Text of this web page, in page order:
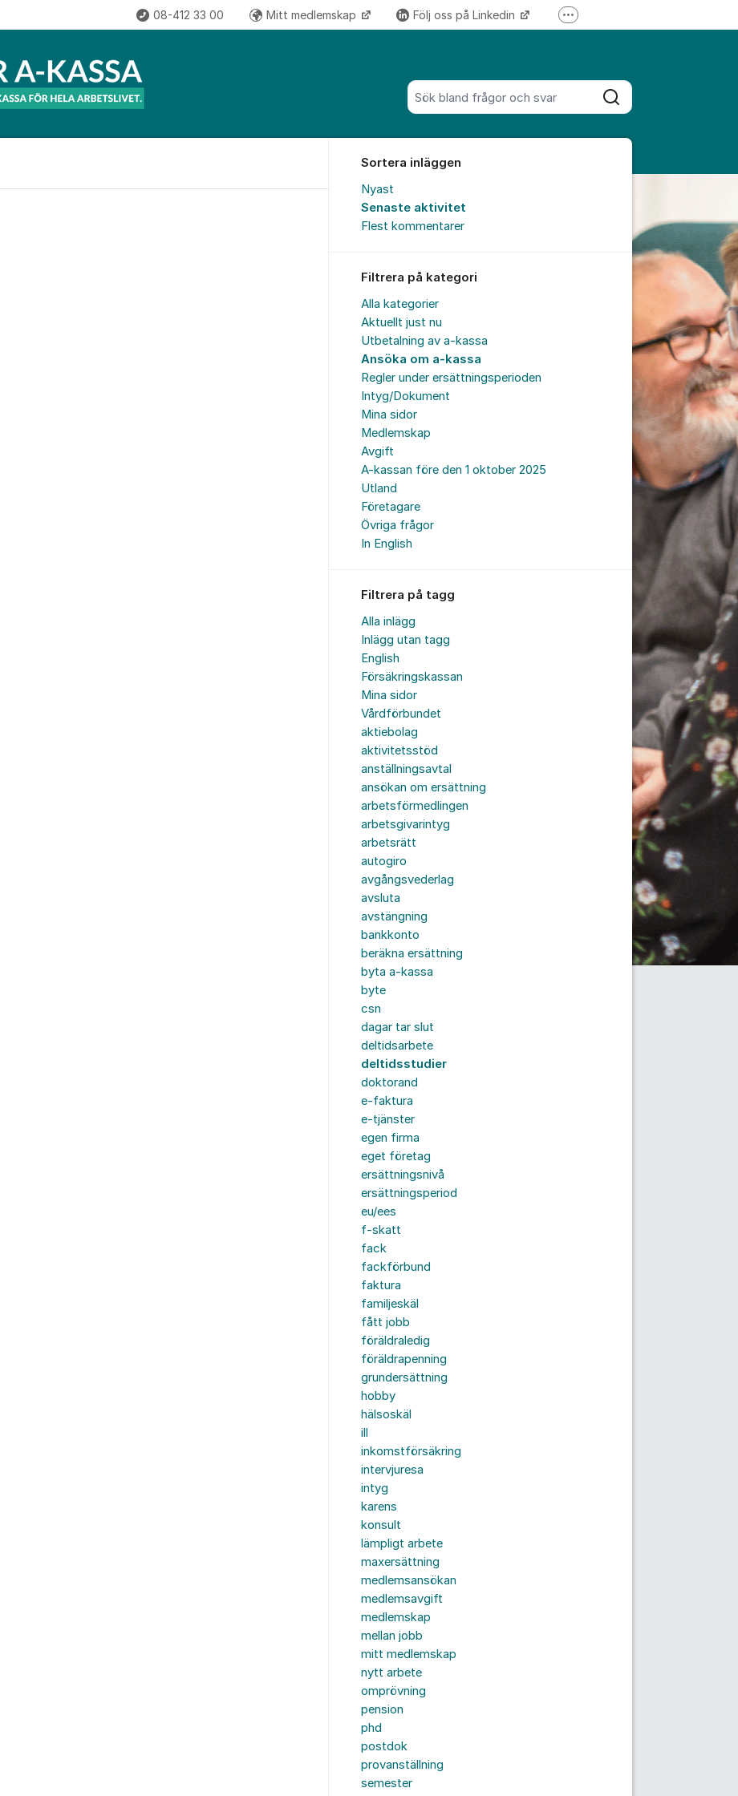
Sök bland alla inlägg
Sök
08-412 33 00 Mitt medlemskap Följ oss på Linkedin Fler supportlänkar
Sortera inläggen
Nyast
Senaste aktivitet
Flest kommentarer
Filtrera på kategori
Alla kategorier
Aktuellt just nu
Utbetalning av a-kassa
Ansöka om a-kassa
Regler under ersättningsperioden
Intyg/Dokument
Mina sidor
Medlemskap
Avgift
A-kassan före den 1 oktober 2025
Utland
Företagare
Övriga frågor
In English
Filtrera på tagg
Alla inlägg
Inlägg utan tagg
English
Försäkringskassan
Mina sidor
Vårdförbundet
aktiebolag
aktivitetsstöd
anställningsavtal
ansökan om ersättning
arbetsförmedlingen
arbetsgivarintyg
arbetsrätt
autogiro
avgångsvederlag
avsluta
avstängning
bankkonto
beräkna ersättning
byta a-kassa
byte
csn
dagar tar slut
deltidsarbete
deltidsstudier
doktorand
e-faktura
e-tjänster
egen firma
eget företag
ersättningsnivå
ersättningsperiod
eu/ees
f-skatt
fack
fackförbund
faktura
familjeskäl
fått jobb
föräldraledig
föräldrapenning
grundersättning
hobby
hälsoskäl
ill
inkomstförsäkring
intervjuresa
intyg
karens
konsult
lämpligt arbete
maxersättning
medlemsansökan
medlemsavgift
medlemskap
mellan jobb
mitt medlemskap
nytt arbete
omprövning
pension
phd
postdok
provanställning
semester